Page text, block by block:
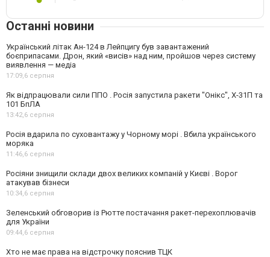
Останні новини
Український літак Ан-124 в Лейпцигу був завантажений
боєприпасами. Дрон, який «висів» над ним, пройшов через систему
виявлення — медіа
17:09,6 серпня
Як відпрацювали сили ППО . Росія запустила ракети "Онікс", Х-31П та
101 БпЛА
13:42,6 серпня
Росія вдарила по суховантажу у Чорному морі . Вбила українського
моряка
11:46,6 серпня
Росіяни знищили склади двох великих компаній у Києві . Ворог
атакував бізнеси
10:34,6 серпня
Зеленський обговорив із Рютте постачання ракет-перехоплювачів
для України
09:44,6 серпня
Хто не має права на відстрочку пояснив ТЦК